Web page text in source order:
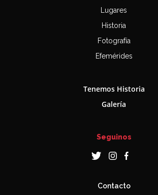
Lugares
Historia
Fotografía
Efemérides
Tenemos Historia
Galería
Seguinos
Contacto